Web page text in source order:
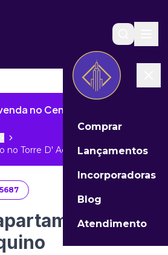
Comprar
Lançamentos
Incorporadoras
Blog
Atendimento
no Centro de Balneário
menu
Torre D' Aq...
no